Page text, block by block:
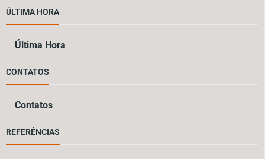
ÚLTIMA HORA
Última Hora
CONTATOS
Contatos
REFERÊNCIAS